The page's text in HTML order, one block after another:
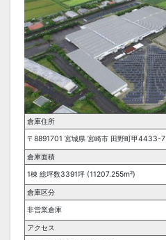
倉庫住所
〒8891701 宮城県 宮崎市 田野町甲4433-7
倉庫面積
1棟 総坪数3391坪 (11207.255m²)
倉庫区分
非営業倉庫
アクセス